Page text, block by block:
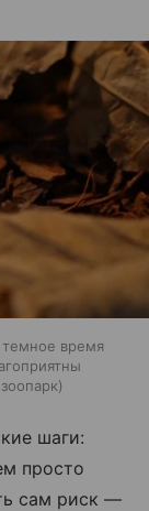
темное время
шаги:
просто
сам риск —